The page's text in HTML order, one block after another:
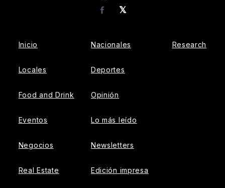
𝕏
Facebook
Inicio
Locales
Food and Drink
Eventos
Negocios
Real Estate
Nacionales
Deportes
Opinión
Lo más leído
Newsletters
Edición impresa
Research